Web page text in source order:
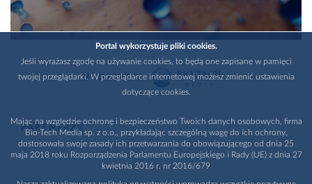
WYDAWCA
PARTNERZY
Portal wykorzystuje pliki cookies.
Jeśli wyrażasz zgodę na używanie cookies, to będą one zapisane w pamięci
twojej przeglądarki. W przeglądarce internetowej możesz zmienić ustawienia
dotyczące cookies.
Mając na względzie ochronę i bezpieczeństwo Twoich danych osobowych, firma
Bio-Tech Media sp. z o.o., przykładając szczególną wagę do ich ochrony,
dostosowała swoje zasady ich przetwarzania do obowiązującego od dnia 25
maja 2018 roku Rozporządzenia Parlamentu Europejskiego i Rady (UE) z dnia 27
kwietnia 2016 r. nr 2016/679